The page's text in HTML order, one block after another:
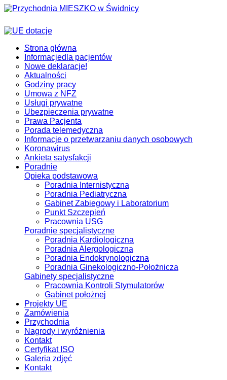
Strona główna
Informacjedla pacjentów
Nowe deklaracje!
Aktualności
Godziny pracy
Umowa z NFZ
Usługi prywatne
Ubezpieczenia prywatne
Prawa Pacjenta
Porada telemedyczna
Informacje o przetwarzaniu danych osobowych
Koronawirus
Ankieta satysfakcji
Poradnie
Opieka podstawowa
Poradnia Internistyczna
Poradnia Pediatryczna
Gabinet Zabiegowy i Laboratorium
Punkt Szczepień
Pracownia USG
Poradnie specjalistyczne
Poradnia Kardiologiczna
Poradnia Alergologiczna
Poradnia Endokrynologiczna
Poradnia Ginekologiczno-Położnicza
Gabinety specjalistyczne
Pracownia Kontroli Stymulatorów
Gabinet położnej
Projekty UE
Zamówienia
Przychodnia
Nagrody i wyróżnienia
Kontakt
Certyfikat ISO
Galeria zdjęć
Kontakt